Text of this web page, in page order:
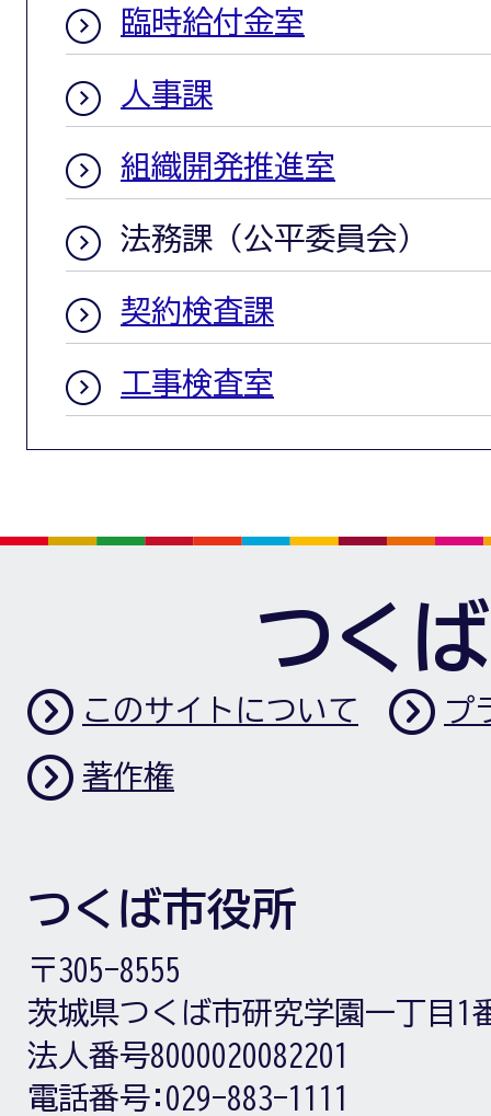
臨時給付金室
人事課
組織開発推進室
法務課（公平委員会）
契約検査課
工事検査室
つく
このサイトについて プ
著作権
つくば市役所
〒305-8555
茨城県つくば市研究学園一丁目1
法人番号8000020082201
電話番号: 029-883-1111